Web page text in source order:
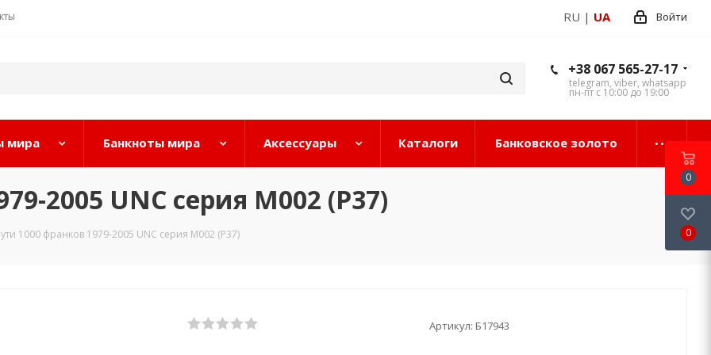
Войти
RU | UA
+38 067 565-27-17
telegram, viber, whatsapp
пн-пт с 10:00 до 19:00
мира Банкноты мира Аксессуары Каталоги Банковское золото
2005 UNC серия M002 (P37)
1000 франков 1979-2005 UNC серия M002 (P37)
Артикул: Б17943
0
0